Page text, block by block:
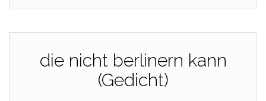
die nicht berlinern kann
(Gedicht)